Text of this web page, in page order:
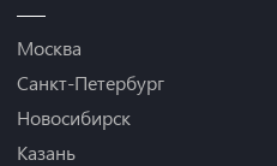
Москва
Санкт-Петербург
Новосибирск
Казань